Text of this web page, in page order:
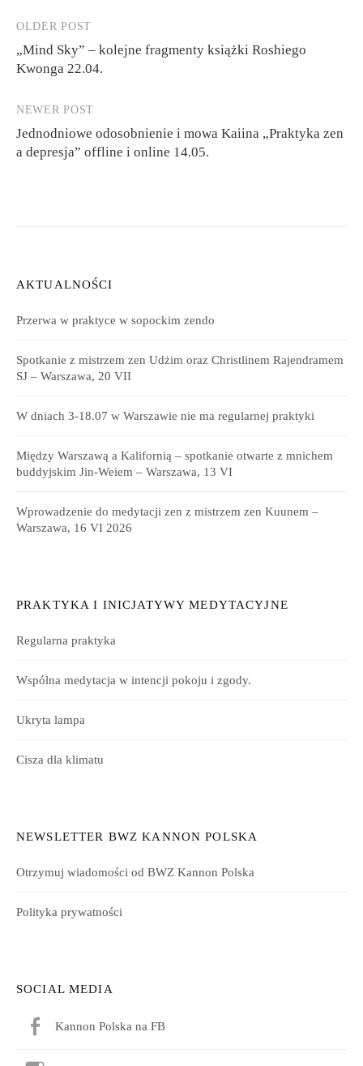
Post
navigation
OLDER POST
„Mind Sky” – kolejne fragmenty książki Roshiego
Kwonga 22.04.
NEWER POST
Jednodniowe odosobnienie i mowa Kaiina „Praktyka zen
a depresja” offline i online 14.05.
AKTUALNOŚCI
Przerwa w praktyce w sopockim zendo
Spotkanie z mistrzem zen Udżim oraz Christlinem Rajendramem
SJ – Warszawa, 20 VII
W dniach 3-18.07 w Warszawie nie ma regularnej praktyki
Między Warszawą a Kalifornią – spotkanie otwarte z mnichem
buddyjskim Jin-Weiem – Warszawa, 13 VI
Wprowadzenie do medytacji zen z mistrzem zen Kuunem –
Warszawa, 16 VI 2026
PRAKTYKA I INICJATYWY MEDYTACYJNE
Regularna praktyka
Wspólna medytacja w intencji pokoju i zgody.
Ukryta lampa
Cisza dla klimatu
NEWSLETTER BWZ KANNON POLSKA
Otrzymuj wiadomości od BWZ Kannon Polska
Polityka prywatności
SOCIAL MEDIA
Kannon Polska na FB